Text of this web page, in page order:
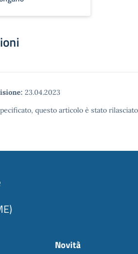
23.04.2023
questo articolo è stato
Novità